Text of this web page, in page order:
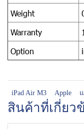
Weight
Warranty
Option
iPad Air M3 Apple
สินค้าที่เกี่ยว